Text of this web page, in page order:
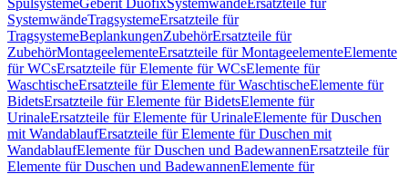
SpülsystemeGeberit DuofixSystemwändeErsatzteile für
SystemwändeTragsystemeErsatzteile für
TragsystemeBeplankungenZubehörErsatzteile für
ZubehörMontageelementeErsatzteile für MontageelementeElemente
für WCsErsatzteile für Elemente für WCsElemente für
WaschtischeErsatzteile für Elemente für WaschtischeElemente für
BidetsErsatzteile für Elemente für BidetsElemente für
UrinaleErsatzteile für Elemente für UrinaleElemente für Duschen
mit WandablaufErsatzteile für Elemente für Duschen mit
WandablaufElemente für Duschen und BadewannenErsatzteile für
Elemente für Duschen und BadewannenElemente für